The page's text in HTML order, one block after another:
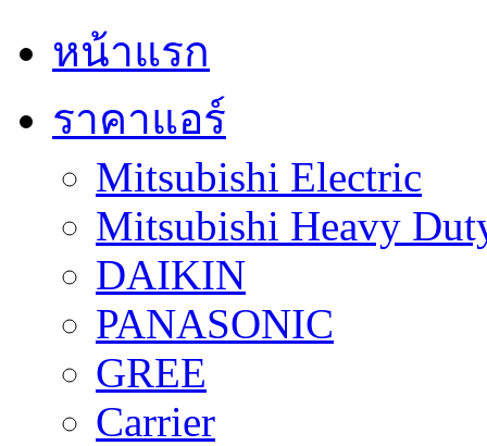
หน้าแรก
ราคาแอร์
Mitsubishi Electric
Mitsubishi Heavy
DAIKIN
PANASONIC
GREE
Carrier